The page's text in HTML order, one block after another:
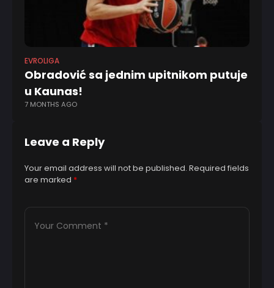
EVROLIGA
Obradović sa jednim upitnikom putuje
u Kaunas!
7 MONTHS AGO
Leave a Reply
Your email address will not be published. Required fields
are marked *